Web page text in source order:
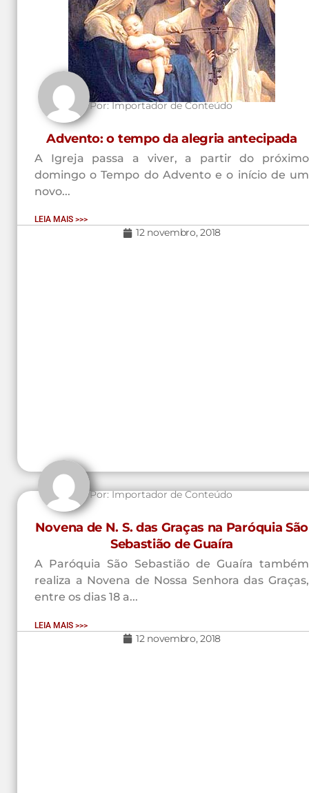
Por:Importador de Conteúdo
Advento: o tempo da alegria antecipada
A Igreja passa a viver, a partir do próximo
domingo o Tempo do Advento e o início de um
novo...
LEIA MAIS >>>
12 novembro, 2018
Por:Importador de Conteúdo
Novena de N. S. das Graças na Paróquia São
Sebastião de Guaíra
A Paróquia São Sebastião de Guaíra também
realiza a Novena de Nossa Senhora das Graças,
entre os dias 18 a...
LEIA MAIS >>>
12 novembro, 2018